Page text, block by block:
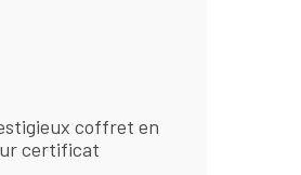
coffret en
certificat